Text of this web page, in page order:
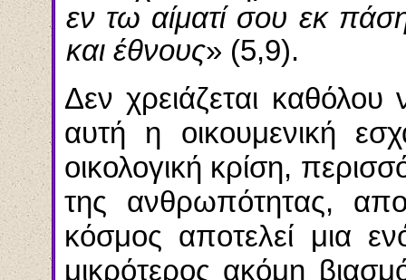
εν τω αίματί σου εκ
και έθνους» (5,9).
Δεν χρειάζεται καθόλου
αυτή η οικουμενική
οικολογική κρίση,
της ανθρωπότητας,
κόσμος αποτελεί μια
μικρότερος ακόμη